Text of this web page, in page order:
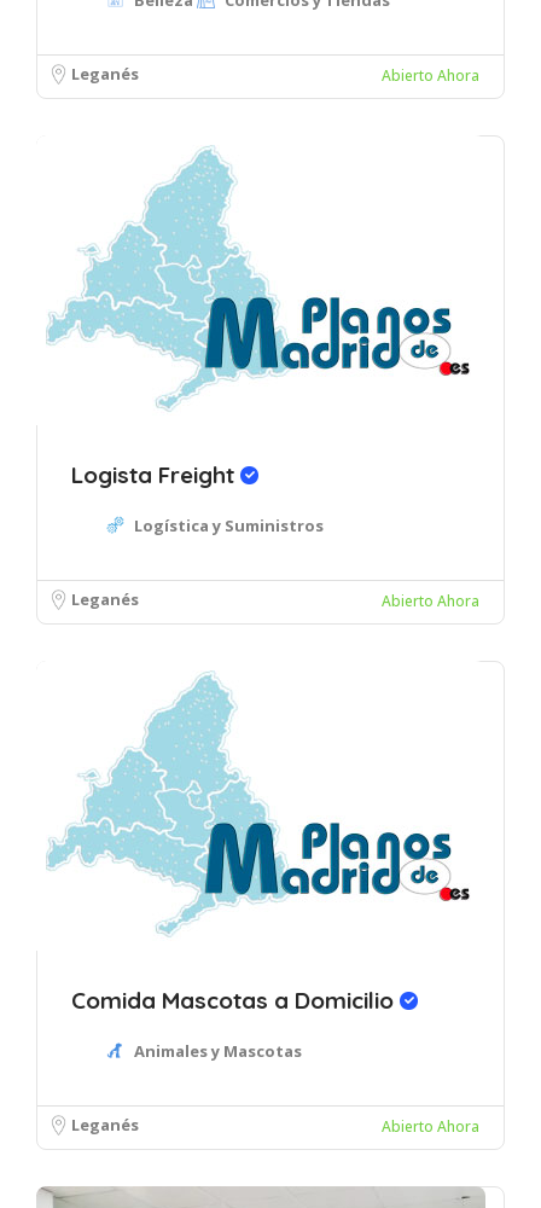
Leganés Abierto Ahora
Logista Freight
Logística y Suministros
Leganés Abierto Ahora
Comida Mascotas a Domicilio
Animales y Mascotas
Leganés Abierto Ahora